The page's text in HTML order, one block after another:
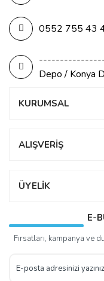
0552 755 43
Depo / Konya
KURUMSAL
ALIŞVERİŞ
ÜYELİK
E-
Fırsatları, kampanya ve